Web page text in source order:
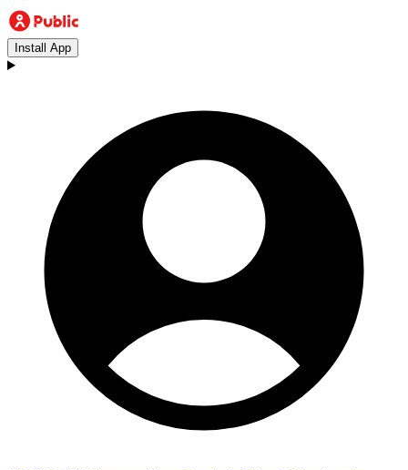
Install App